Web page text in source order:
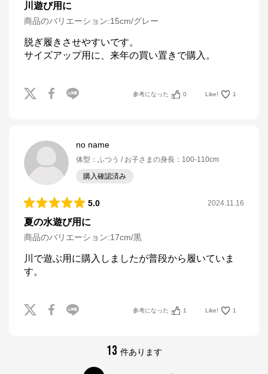
川遊び用に
商品のバリエーション:15cm/グレー
脱ぎ履きさせやすいです。
サイズアップ用に、来年の買い置きで購入。
参考になった 0 Like! 1
no name
体型 ： ふつう お子さまの身長 ： 100-110cm
購入確認済み
5.0 2024.11.16
夏の水遊び用に
商品のバリエーション:17cm/黒
川で遊ぶ用に購入しましたが普段から履いていま
す。
参考になった 1 Like! 1
13 件あります